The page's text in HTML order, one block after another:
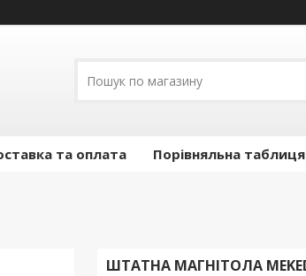
та оплата Порівняльна
ШТАТНА МАГНІТОЛА